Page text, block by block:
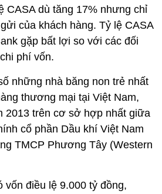
CASA dù tăng 17% nhưng chỉ
của khách hàng. Tỷ lệ CASA
gặp bất lợi so với các đối
phí vốn.
những nhà băng non trẻ nhất
thương mại tại Việt Nam,
2013 trên cơ sở hợp nhất giữa
cổ phần Dầu khí Việt Nam
TMCP Phương Tây (Western
vốn điều lệ 9.000 tỷ đồng,